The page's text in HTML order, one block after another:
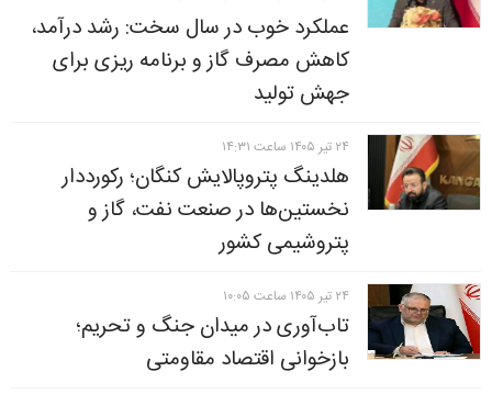
عملکرد خوب در سال سخت: رشد درآمد،
کاهش مصرف گاز و برنامه ریزی برای
جهش تولید
۲۴ تير ۱۴۰۵ ساعت ۱۴:۳۱
هلدینگ پتروپالایش کنگان؛ رکورددار
نخستین‌ها در صنعت نفت، گاز و
پتروشیمی کشور
۲۴ تير ۱۴۰۵ ساعت ۱۰:۰۵
تاب‌آوری در میدان جنگ و تحریم؛
بازخوانی اقتصاد مقاومتی